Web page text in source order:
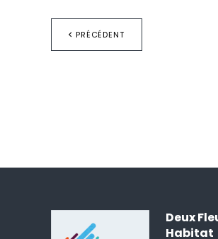
PRÉCÉDENT
Deux
Habitat